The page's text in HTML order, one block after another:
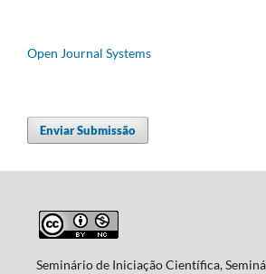
Open Journal Systems
Enviar Submissão
Seminário de Iniciação Científica,